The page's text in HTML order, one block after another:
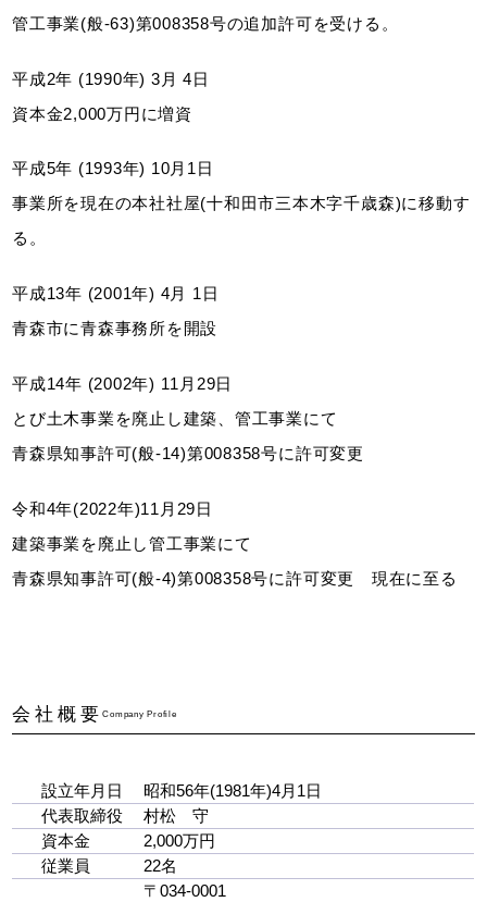
管⼯事業(般-63)第008358号の追加許可を受ける。
平成2年 (1990年) 3月 4日
資本金2,000万円に増資
平成5年 (1993年) 10月1日
事業所を現在の本社社屋(十和田市三本木字千歳森)に移動す
る。
平成13年 (2001年) 4月 1日
⻘森市に⻘森事務所を開設
平成14年 (2002年) 11月29日
とび⼟木事業を廃⽌し建築、管⼯事業にて
⻘森県知事許可(般-14)第008358号に許可変更
令和4年(2022年)11月29日
建築事業を廃⽌し管⼯事業にて
⻘森県知事許可(般-4)第008358号に許可変更 現在に至る
会社概要Company Profile
設立年月日
昭和56年(1981年)4月1日
代表取締役
村松 守
資本金
2,000万円
従業員
22名
〒034-0001